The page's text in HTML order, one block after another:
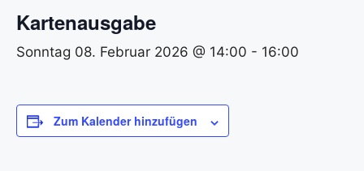
Kartenausgabe
Sonntag 08. Februar 2026 @ 14:00 - 16:00
Zum Kalender hinzufügen